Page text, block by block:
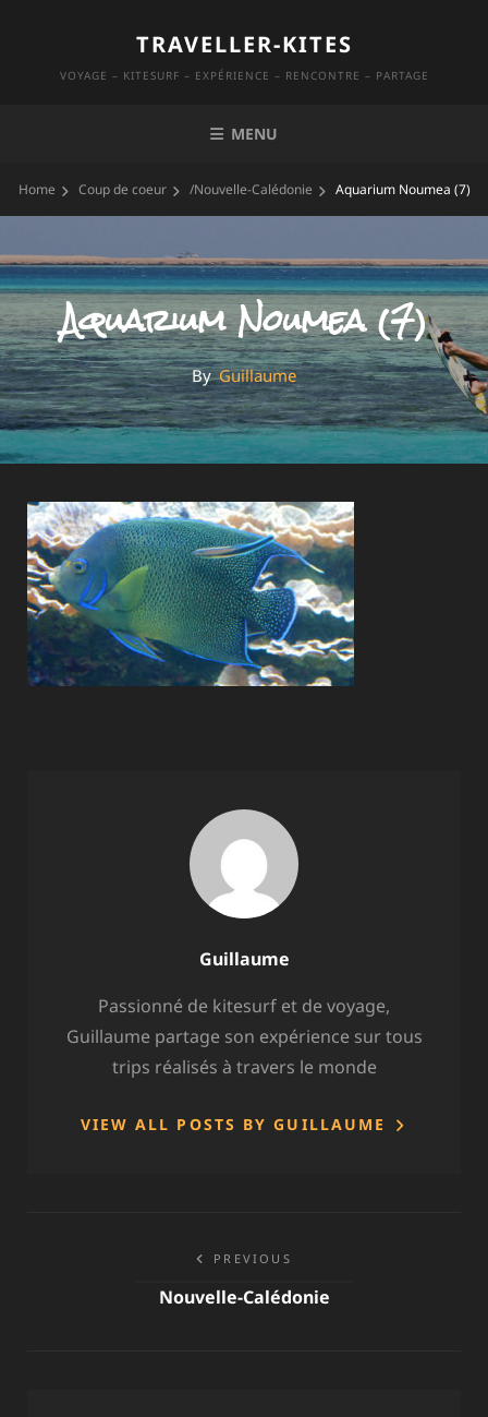
content
TRAVELLER-KITES
VOYAGE – KITESURF – EXPÉRIENCE – RENCONTRE – PARTAGE
MENU
Home Coup de coeur /Nouvelle-Calédonie Aquarium Noumea (7)
Aquarium Noumea (7)
By
By Guillaume
Author:
Guillaume
Passionné de kitesurf et de voyage,
Guillaume partage son expérience sur tous
trips réalisés à travers le monde
VIEW ALL POSTS BY GUILLAUME
NavigationPREVIOUS
Nouvelle-Calédonie